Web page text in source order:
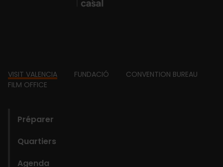
Footer
VISIT VALENCIA FUNDACIÓ
CONVENTION BUREAU
FILM OFFICE
Préparer
Quartiers
Agenda